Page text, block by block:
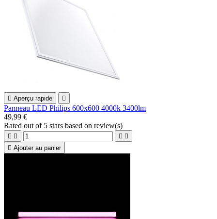
 Aperçu rapide 
Panneau LED Philips 600x600 4000k 3400lm
49,99 €
Rated out of 5 stars based on review(s)
   
 Ajouter au panier